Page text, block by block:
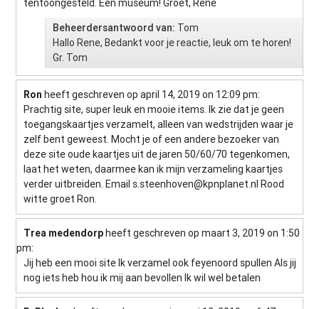
tentoongesteld. Een museum! Groet, Rene
Beheerdersantwoord van: Tom
Hallo Rene, Bedankt voor je reactie, leuk om te horen!
Gr. Tom
Ron heeft geschreven op april 14, 2019 on 12:09 pm:
Prachtig site, super leuk en mooie items. Ik zie dat je geen
toegangskaartjes verzamelt, alleen van wedstrijden waar je
zelf bent geweest. Mocht je of een andere bezoeker van
deze site oude kaartjes uit de jaren 50/60/70 tegenkomen,
laat het weten, daarmee kan ik mijn verzameling kaartjes
verder uitbreiden. Email s.steenhoven@kpnplanet.nl Rood
witte groet Ron.
Trea medendorpheeft geschreven op maart 3, 2019 on 1:50
pm:
Jij heb een mooi site Ik verzamel ook feyenoord spullen Als jij
nog iets heb hou ik mij aan bevollen Ik wil wel betalen